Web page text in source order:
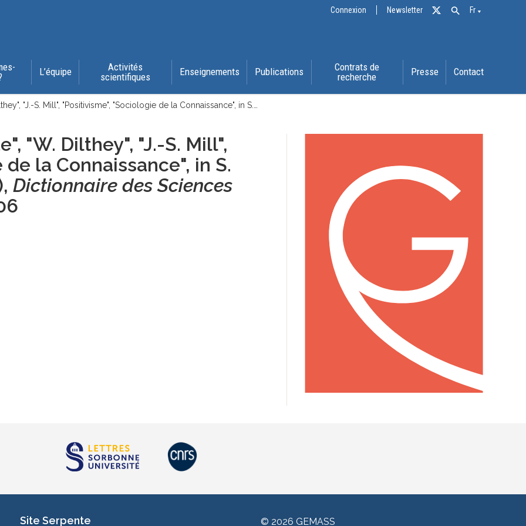
Connexion Newsletter Fr
L’équipe
Activités
scientifiques
Enseignements Publications
Contrats de
recherche
Presse Contact
"J.-S. Mill", "Positivisme", "Sociologie de la Connaissance", in S.…
"W. Dilthey", "J.-S. Mill",
la Connaissance", in S.
Dictionnaire des Sciences
Site Serpente © 2026 GEMASS